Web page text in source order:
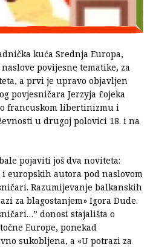
kuća Srednja Europa,
povijesne tematike, za
a prvi je upravo objavljen
povjesničara Jerzyja £ojeka
o francuskom libertinizmu i
u drugoj polovici 18. i na
pojaviti još dva noviteta:
europskih autora pod naslovom
Razumijevanje balkanskih
za blagostanjem» Igora Dude.
donosi stajališta o
Europe, ponekad
sukobljena, a «U potrazi za